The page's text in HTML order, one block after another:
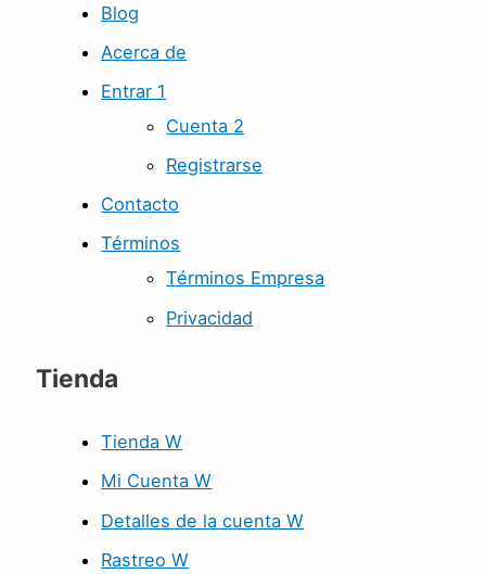
Blog
Acerca de
Entrar 1
Cuenta 2
Registrarse
Contacto
Términos
Términos Empresa
Privacidad
Tienda
Tienda W
Mi Cuenta W
Detalles de la cuenta W
Rastreo W